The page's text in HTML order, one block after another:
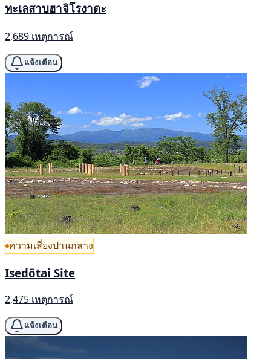
ทะเลสาบฮาจิโรงาตะ
2,689 เหตุการณ์
แจ้งเตือน
ความเสี่ยงปานกลาง
Isedōtai Site
2,475 เหตุการณ์
แจ้งเตือน